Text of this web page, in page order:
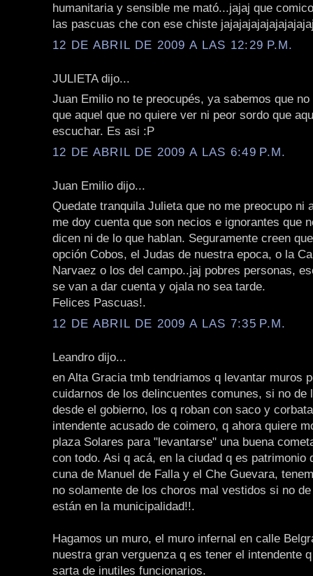
humanitaria y sensible me mató...jajaj que
las pascuas che con ese chiste
12 DE ABRIL DE 2009 A LAS 12:29 P.M.
JULIETA dijo...
Juan Emilio no te preocupés, ya sabemos que
que aquel que no quiere ver ni peor sordo que
escuchar. Es asi :P
12 DE ABRIL DE 2009 A LAS 6:49 P.M.
Juan Emilio dijo...
Quedate tranquila Julieta que no me preocupo ni
me doy cuenta que son necios e ignorantes que
dicen ni de lo que hablan. Seguramente creen
opción Cobos, el Judas de nuestra epoca, o la
Narvaez o los del campo..jaj pobres personas,
se van a dar cuenta y ojala no sea tarde.
Felices Pascuas!.
12 DE ABRIL DE 2009 A LAS 7:35 P.M.
Leandro dijo...
en Alta Gracia tmb tendriamos q levantar muros
cuidarnos de los delincuentes comunes, si no de
desde el gobierno, los q roban con saco y
intendente acusado de coimero, q ahora quiere
plaza Solares para "levantarse" una buena
con todo. Asi q acá, en la ciudad q es patrimonio
cuna de Manuel de Falla y el Che Guevara,
no solamente de los choros mal vestidos si no
están en la municipalidad!!.
Hagamos un muro, el muro infernal en calle
nuestra gran verguenza q es tener el intendente
sarta de inutiles funcionarios.